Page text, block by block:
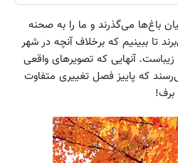
باغ‌ها می‌گذرند و ما را به صحنه
تا ببینیم که برخلاف آنچه در شهر
آنهایی که تصویرهای واقعی
که پاییز فصل تغییری متفاوت